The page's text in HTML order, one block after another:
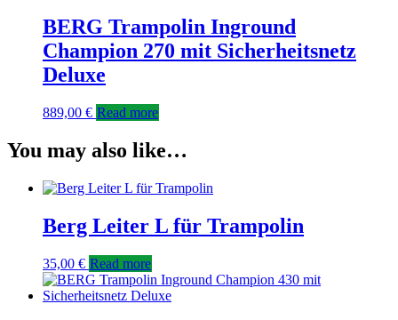
BERG Trampolin Inground
Champion 270 mit Sicherheitsnetz
Deluxe
889,00 € Read more
You may also like…
Berg Leiter L für Trampolin
35,00 € Read more